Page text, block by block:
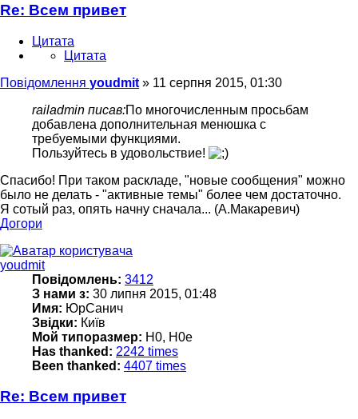
Re: Всем привет
Цитата
Цитата
Повідомлення youdmit » 11 серпня 2015, 01:30
railadmin писав:По многочисленным просьбам
добавлена дополнительная менюшка с
требуемыми функциями.
Пользуйтесь в удовольствие!
Спасибо! При таком раскладе, "новые сообщения" можно
было не делать - "активные темы" более чем достаточно.
Я сотый раз, опять начну сначала... (А.Макаревич)
Догори
youdmit
Повідомлень: 3412
З нами з: 30 липня 2015, 01:48
Имя: ЮрСанич
Звідки: Київ
Мой типоразмер: H0, H0e
Has thanked: 2242 times
Been thanked: 4407 times
Re: Всем привет